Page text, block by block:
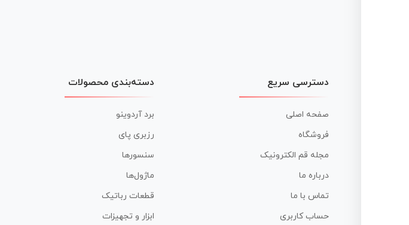
دسترسی سریع
صفحه اصلی
فروشگاه
مجله قم الکترونیک
درباره ما
تماس با ما
حساب کاربری
دسته‌بندی محصولات
برد آردوینو
رزبری پای
سنسورها
ماژول‌ها
قطعات رباتیک
ابزار و تجهیزات